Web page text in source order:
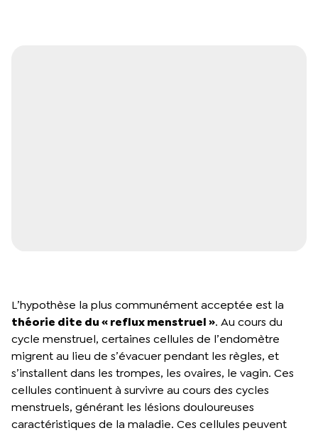
L’hypothèse la plus communément acceptée est la
théorie dite du « reflux menstruel ». Au cours du
cycle menstruel, certaines cellules de l’endomètre
migrent au lieu de s’évacuer pendant les règles, et
s’installent dans les trompes, les ovaires, le vagin. Ces
cellules continuent à survivre au cours des cycles
menstruels, générant les lésions douloureuses
caractéristiques de la maladie. Ces cellules peuvent